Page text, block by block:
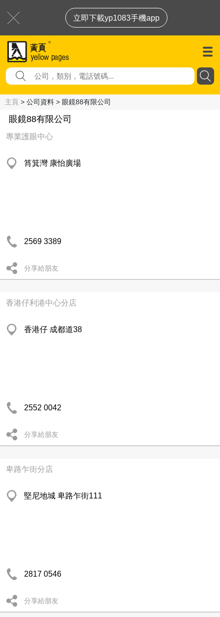
立即下載yp1083手機app
主頁 > 公司資料 > 眼鏡88有限公司
眼鏡88有限公司
專業護眼中心
筲箕灣 康怡廣場
2569 3389
分享給朋友
香港仔利港中心分店
香港仔 成都道38
2552 0042
分享給朋友
卑路乍街分店
堅尼地城 卑路乍街111
2817 0546
分享給朋友